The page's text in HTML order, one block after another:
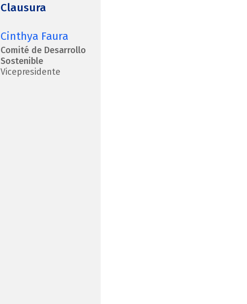
Clausura
Cinthya Faura
Comité de Desarrollo
Sostenible
Vicepresidente